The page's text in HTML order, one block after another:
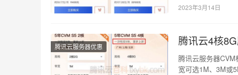
2023年3月14日
腾讯云服务器优惠 腾讯云4核
腾讯云服务器
宽可选1M、3M或